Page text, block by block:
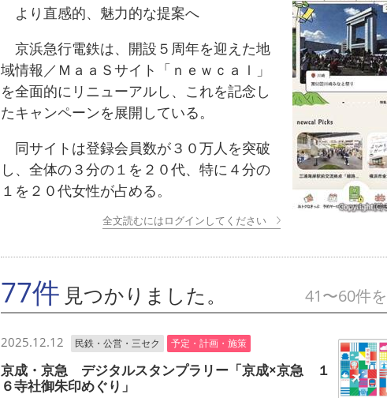
より直感的、魅力的な提案へ
京浜急行電鉄は、開設５周年を迎えた地
域情報／ＭａａＳサイト「ｎｅｗｃａｌ」
を全面的にリニューアルし、これを記念し
たキャンペーンを展開している。
同サイトは登録会員数が３０万人を突破
し、全体の３分の１を２０代、特に４分の
１を２０代女性が占める。
全文読むにはログインしてください
77件 見つかりました。 41〜60件
2025.12.12 民鉄・公営・三セク 予定・計画・施策
京成・京急 デジタルスタンプラリー「京成×京急 １
６寺社御朱印めぐり」